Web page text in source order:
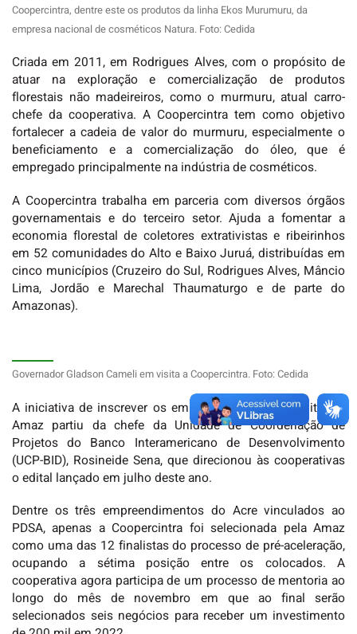
Coopercintra, dentre este os produtos da linha Ekos Murumuru, da
empresa nacional de cosméticos Natura. Foto: Cedida
Criada em 2011, em Rodrigues Alves, com o propósito de
atuar na exploração e comercialização de produtos
florestais não madeireiros, como o murmuru, atual carro-
chefe da cooperativa. A Coopercintra tem como objetivo
fortalecer a cadeia de valor do murmuru, especialmente o
beneficiamento e a comercialização do óleo, que é
empregado principalmente na indústria de cosméticos.
A Coopercintra trabalha em parceria com diversos órgãos
governamentais e do terceiro setor. Ajuda a fomentar a
economia florestal de coletores extrativistas e ribeirinhos
em 52 comunidades do Alto e Baixo Juruá, distribuídas em
cinco municípios (Cruzeiro do Sul, Rodrigues Alves, Mâncio
Lima, Jordão e Marechal Thaumaturgo e de parte do
Amazonas).
Governador Gladson Cameli em visita a Coopercintra. Foto: Cedida
A iniciativa de inscrever os empreendimentos no edital da
Amaz partiu da chefe da Unidade de Coordenação de
Projetos do Banco Interamericano de Desenvolvimento
(UCP-BID), Rosineide Sena, que direcionou às cooperativas
o edital lançado em julho deste ano.
Dentre os três empreendimentos do Acre vinculados ao
PDSA, apenas a Coopercintra foi selecionada pela Amaz
como uma das 12 finalistas do processo de pré-aceleração,
ocupando a sétima posição entre os colocados. A
cooperativa agora participa de um processo de mentoria ao
longo do mês de novembro em que ao final serão
selecionados seis negócios para receber um investimento